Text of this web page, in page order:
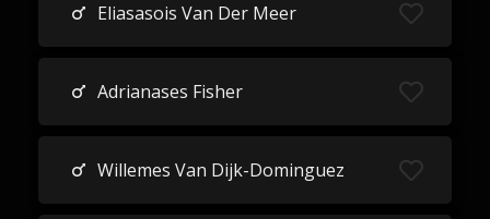
Eliasasois Van Der Meer
Adrianases Fisher
Willemes Van Dijk-Dominguez